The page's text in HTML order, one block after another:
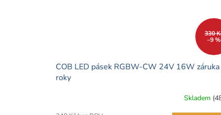
330
–9 %
COB LED pásek RGBW-CW 24V 16W
roky
Skladem